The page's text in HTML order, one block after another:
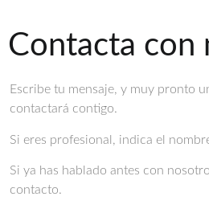
Contacta con
Escribe tu mensaje, y muy pronto
contactará contigo.
Si eres profesional, indica el
Si ya has hablado antes con
contacto.